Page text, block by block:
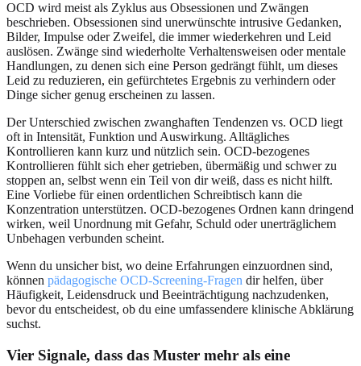
OCD wird meist als Zyklus aus Obsessionen und Zwängen
beschrieben. Obsessionen sind unerwünschte intrusive Gedanken,
Bilder, Impulse oder Zweifel, die immer wiederkehren und Leid
auslösen. Zwänge sind wiederholte Verhaltensweisen oder mentale
Handlungen, zu denen sich eine Person gedrängt fühlt, um dieses
Leid zu reduzieren, ein gefürchtetes Ergebnis zu verhindern oder
Dinge sicher genug erscheinen zu lassen.
Der Unterschied zwischen zwanghaften Tendenzen vs. OCD liegt
oft in Intensität, Funktion und Auswirkung. Alltägliches
Kontrollieren kann kurz und nützlich sein. OCD-bezogenes
Kontrollieren fühlt sich eher getrieben, übermäßig und schwer zu
stoppen an, selbst wenn ein Teil von dir weiß, dass es nicht hilft.
Eine Vorliebe für einen ordentlichen Schreibtisch kann die
Konzentration unterstützen. OCD-bezogenes Ordnen kann dringend
wirken, weil Unordnung mit Gefahr, Schuld oder unerträglichem
Unbehagen verbunden scheint.
Wenn du unsicher bist, wo deine Erfahrungen einzuordnen sind,
können pädagogische OCD-Screening-Fragen dir helfen, über
Häufigkeit, Leidensdruck und Beeinträchtigung nachzudenken,
bevor du entscheidest, ob du eine umfassendere klinische Abklärung
suchst.
Vier Signale, dass das Muster mehr als eine